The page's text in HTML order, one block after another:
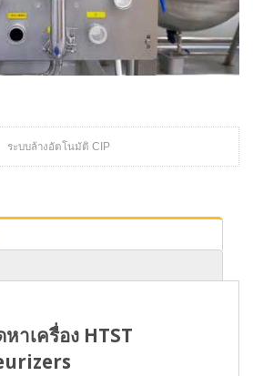
ระบบล้างอัตโนมัติ CIP
าเครื่อง HTST